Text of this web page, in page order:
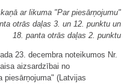
ar likuma "Par piesārņojumu"
otrās daļas 3. un 12. punktu un
18. panta otrās daļas 2. punktu
23. decembra noteikumos Nr.
aizsardzībai no
piesārņojuma" (Latvijas